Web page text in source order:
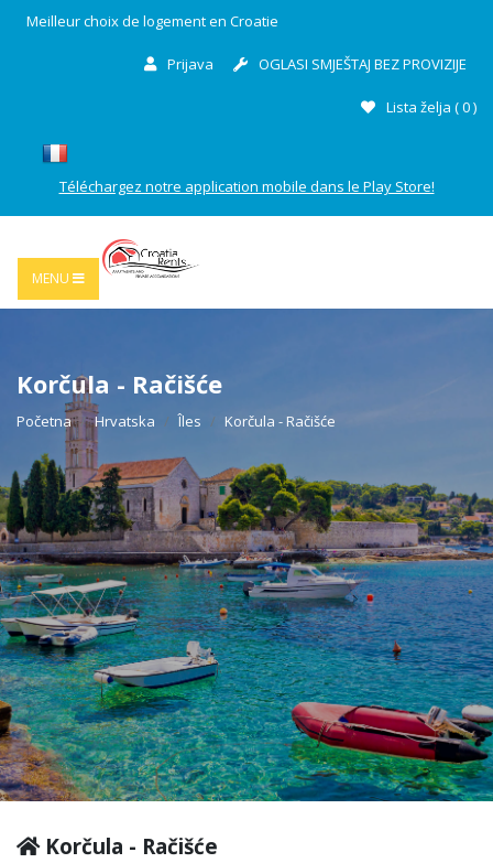
Meilleur choix de logement en Croatie
Prijava OGLASI SMJEŠTAJ BEZ PROVIZIJE
Lista želja (0)
Téléchargez notre application mobile dans le Play Store!
MENU
Korčula - Račišće
Početna Hrvatska Îles Korčula - Račišće
Korčula - Račišće